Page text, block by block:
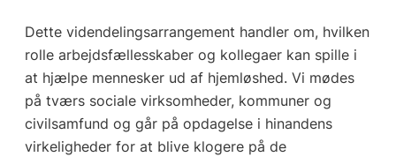
Dette videndelingsarrangement handler om, hvilken
rolle arbejdsfællesskaber og kollegaer kan spille i
at hjælpe mennesker ud af hjemløshed. Vi mødes
på tværs sociale virksomheder, kommuner og
civilsamfund og går på opdagelse i hinandens
virkeligheder for at blive klogere på de